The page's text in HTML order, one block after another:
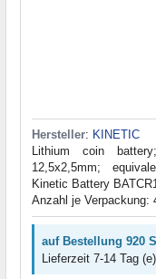
Hersteller: KINETIC
Lithium coin
12,5x2,5mm;
Kinetic Battery
Anzahl je Verpackung:
auf Bestellung 920
Lieferzeit 7-14 Tag (e)